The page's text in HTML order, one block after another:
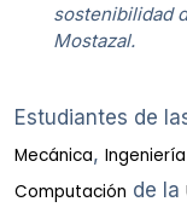
sostenibilidad
Mostazal.
Estudiantes de
Mecánica,
Computación de la